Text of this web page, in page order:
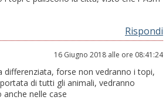
Rispondi
16 Giugno 2018 alle ore 08:41:24
forse non vedranno i topi,
di tutti gli animali, vedranno
nelle case